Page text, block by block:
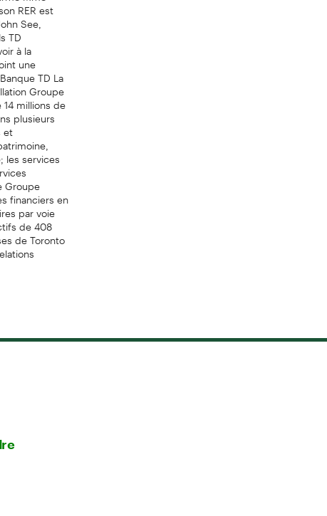
RER est
See,
TD
à la
une
TD La
Groupe
millions de
plusieurs
et
les services
Groupe
financiers en
par voie
de 408
de Toronto